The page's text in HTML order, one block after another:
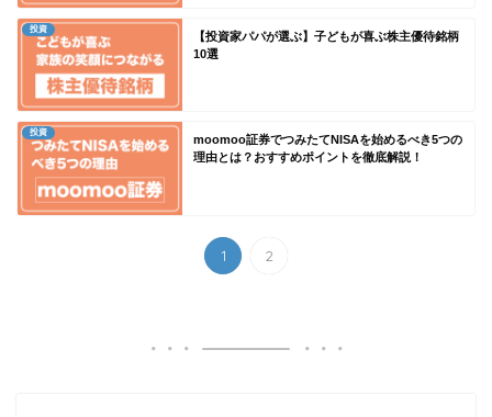
投資
【投資家パパが選ぶ】子どもが喜ぶ株主優待銘柄
10選
投資
moomoo証券でつみたてNISAを始めるべき5つの
理由とは？おすすめポイントを徹底解説！
1 2